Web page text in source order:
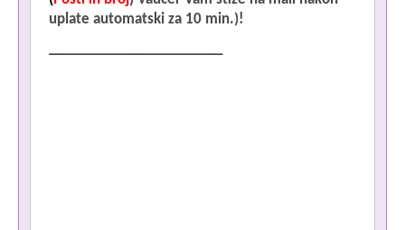
uplate automatski za 10 min.)!